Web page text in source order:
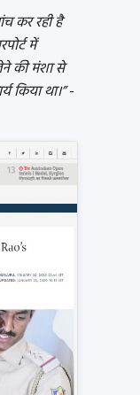
कर रही है
में
की मंशा से
किया था।”-